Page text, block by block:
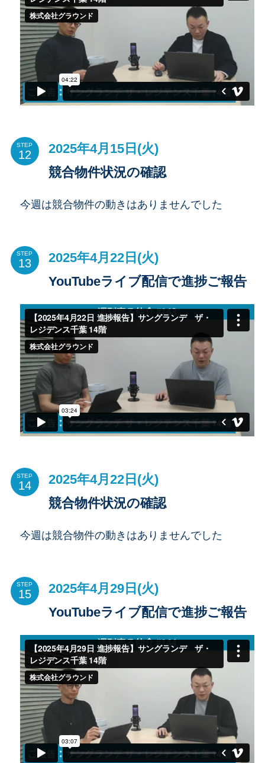
STEP
2025年4月15日(火)
競合物件状況の確認
今週は競合物件の動きはありませんでした
STEP
2025年4月22日(火)
YouTubeライブ配信で進捗ご報告
STEP
2025年4月22日(火)
競合物件状況の確認
今週は競合物件の動きはありませんでした
STEP
2025年4月29日(火)
YouTubeライブ配信で進捗ご報告